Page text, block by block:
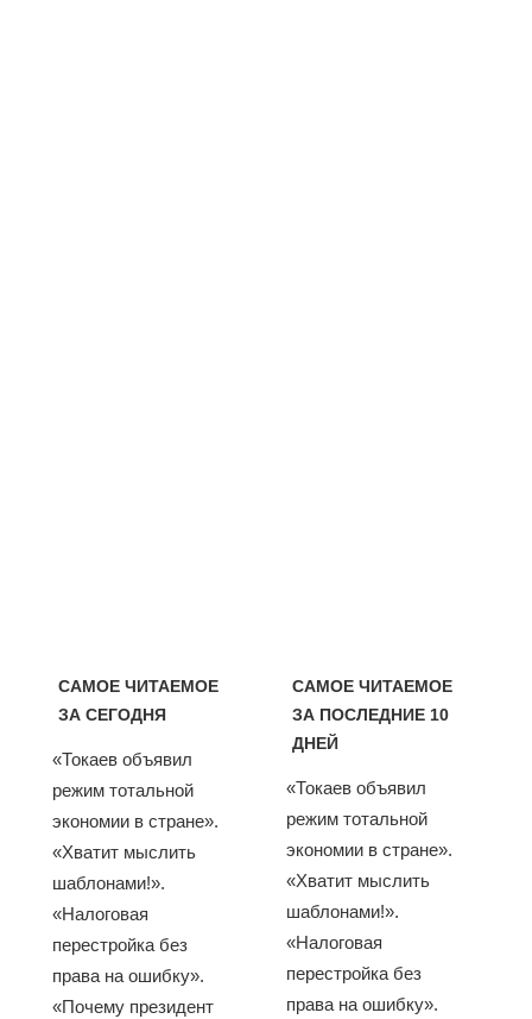
САМОЕ ЧИТАЕМОЕ
ЗА СЕГОДНЯ
«Токаев объявил
режим тотальной
экономии в стране».
«Хватит мыслить
шаблонами!».
«Налоговая
перестройка без
права на ошибку».
«Почему президент
САМОЕ ЧИТАЕМОЕ
ЗА ПОСЛЕДНИЕ 10
ДНЕЙ
«Токаев объявил
режим тотальной
экономии в стране».
«Хватит мыслить
шаблонами!».
«Налоговая
перестройка без
права на ошибку».